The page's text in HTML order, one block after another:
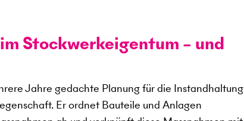
Stockwerkeigentum – und
Jahre gedachte Planung für die Instandhaltung
Er ordnet Bauteile und Anlagen